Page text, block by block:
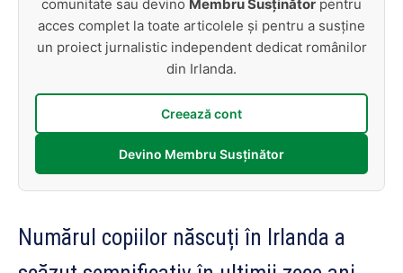
comunitate sau devino Membru Susținător pentru
acces complet la toate articolele și pentru a susține
un proiect jurnalistic independent dedicat românilor
din Irlanda.
Creează cont
Devino Membru Susținător
Numărul copiilor născuți în Irlanda a